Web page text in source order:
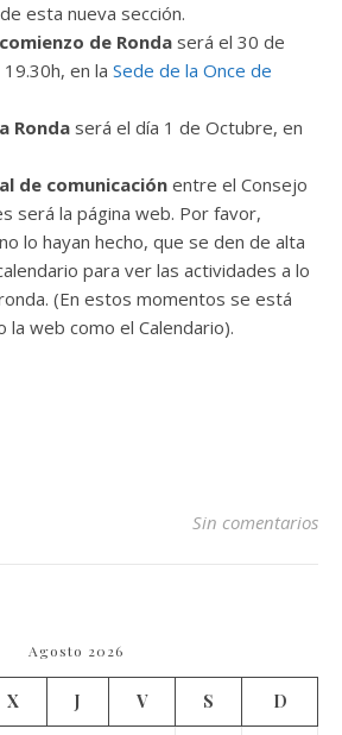
esta nueva sección.
de Ronda será el 30 de
en la Sede de la Once de
Ronda será el día 1 de Octubre, en
de comunicaciónentre el Consejo
será la página web. Por favor,
lo hayan hecho, que se den de alta
para ver las actividades a lo
(En estos momentos se está
la web como el Calendario).
Sin comentarios
Agosto 2026
X J V S
D